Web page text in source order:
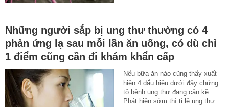
Những người sắp bị ung thư thường có 4
phản ứng lạ sau mỗi lần ăn uống, có dù chỉ
1 điểm cũng cần đi khám khẩn cấp
Nếu bữa ăn nào cũng thấy xuất
hiện 4 dấu hiệu dưới đây chứng
tỏ bệnh ung thư đang cận kề.
Phát hiện sớm thì tỉ lệ ung thư…